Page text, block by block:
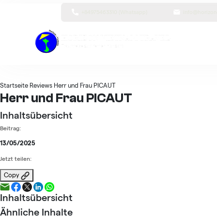
Startseite Reviews Herr und Frau PICAUT
Herr und Frau PICAUT
Inhaltsübersicht
Beitrag:
13/05/2025
Jetzt teilen:
Copy
Inhaltsübersicht
Ähnliche Inhalte